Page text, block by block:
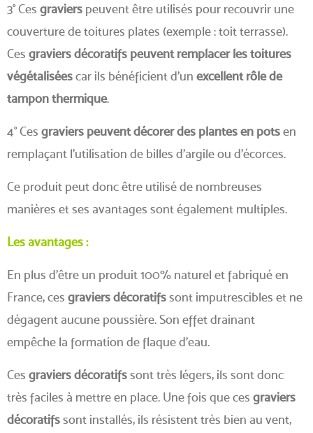
3° Ces graviers peuvent être utilisés pour recouvrir une
couverture de toitures plates (exemple : toit terrasse).
Ces graviers décoratifs peuvent remplacer les toitures
végétaliséescar ils bénéficient d'un excellent rôle de
tampon thermique.
4° Ces graviers peuvent décorer des plantes en potsen
remplaçant l'utilisation de billes d'argile ou d'écorces.
Ce produit peut donc être utilisé de nombreuses
manières et ses avantages sont également multiples.
Les avantages :
En plus d'être un produit 100% naturel et fabriqué en
France, ces graviers décoratifssont imputrescibles et ne
dégagent aucune poussière. Son effet drainant
empêche la formation de flaque d'eau.
Ces graviers décoratifssont très légers, ils sont donc
très faciles à mettre en place. Une fois que ces graviers
décoratifssont installés, ils résistent très bien au vent,